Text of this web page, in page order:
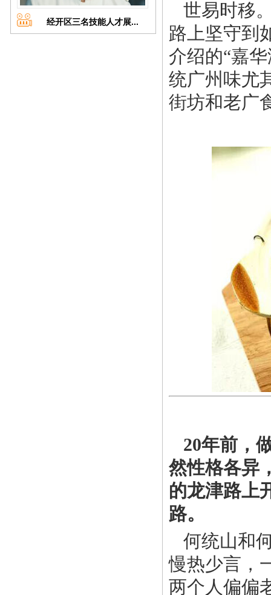
经开区三名技能人才展...
世易时移
路上坚守到
介绍的“嘉
统广州味尤
街坊和老广
20年前，
然性格各异
的龙津路上
路。
何统山和
慢热少言，
两个人偏偏